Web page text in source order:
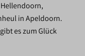
in Apeldoorn.
es zum Glück